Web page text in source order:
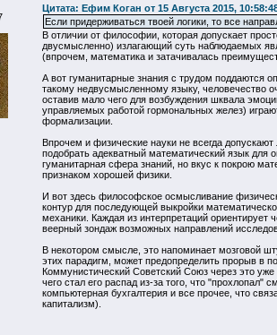
Цитата: Ефим Коган от 15 Августа 2015,
Если придерживаться твоей логики, то все
В отличии от философии, которая допускает
двусмысленно) излагающий суть наблюдаемых
(впрочем, математика и затачивалась
А вот гуманитарные знания с трудом поддаются
такому недвусмысленному языку, человечество
оставив мало чего для возбуждения шквала
управляемых работой гормональных желез)
формализации.
Впрочем и физические науки не всегда
подобрать адекватный математический язык для
гуманитарная сфера знаний, но вкус к покрою
признаком хорошей физики.
И вот здесь философское осмысливание
контур для последующей выкройки
механики. Каждая из интерпретаций
веерный зондаж возможных направлений
В некотором смысле, это напоминает мозговой
этих парадигм, может предопределить прорыв в
Коммунистический Советский Союз через это
чего стал его распад из-за того, что "прохлопал"
компьютерная бухгалтерия и все прочее, что
капитализм).